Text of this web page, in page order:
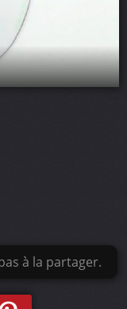
à la partager.